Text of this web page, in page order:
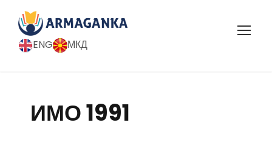
ENG МКД
ИМО 1991